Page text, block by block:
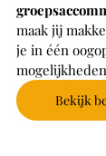
maak jij
je in één
Bekijk